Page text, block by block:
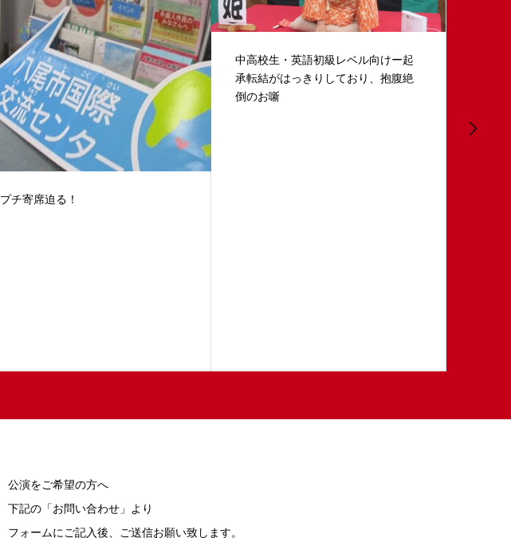
中高校生・英語初級レベル向けー起
承転結がはっきりしており、抱腹絶
倒のお噺
BUNKA
公演をご希望の方へ
下記の「お問い合わせ」より
フォームにご記入後、ご送信お願い致します。